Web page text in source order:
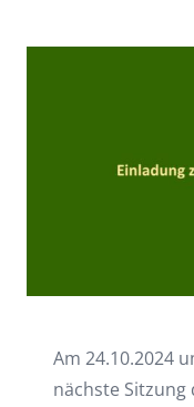
Am 24.10.2024
nächste Sitzung